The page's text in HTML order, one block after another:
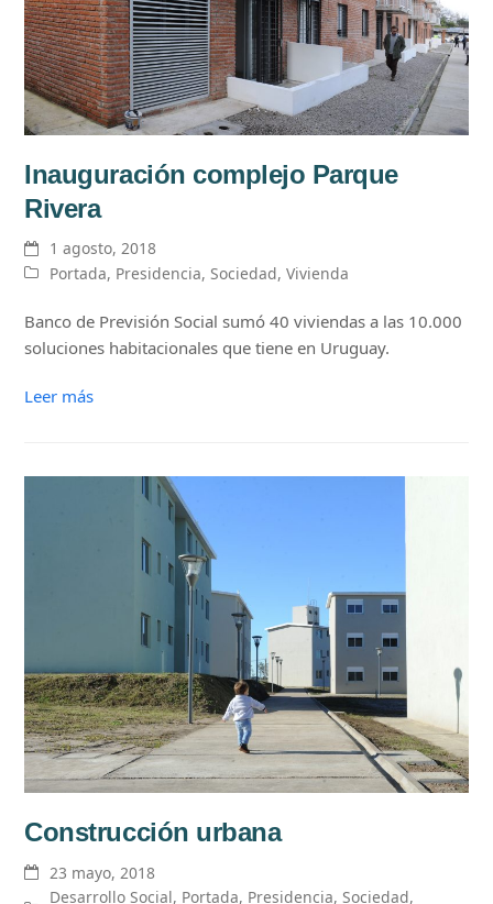
Inauguración complejo Parque
Rivera
1 agosto, 2018
Portada, Presidencia, Sociedad,Vivienda
Banco de Previsión Social sumó 40 viviendas a las 10.000
soluciones habitacionales que tiene en Uruguay.
Leer más
Construcción urbana
23 mayo, 2018
Desarrollo Social, Portada, Presidencia, Sociedad,